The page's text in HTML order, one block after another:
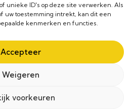
unieke ID's op deze site verwerken. Als
uw toestemming intrekt, kan dit een
kenmerken en functies.
Accepteer
Weigeren
voorkeuren